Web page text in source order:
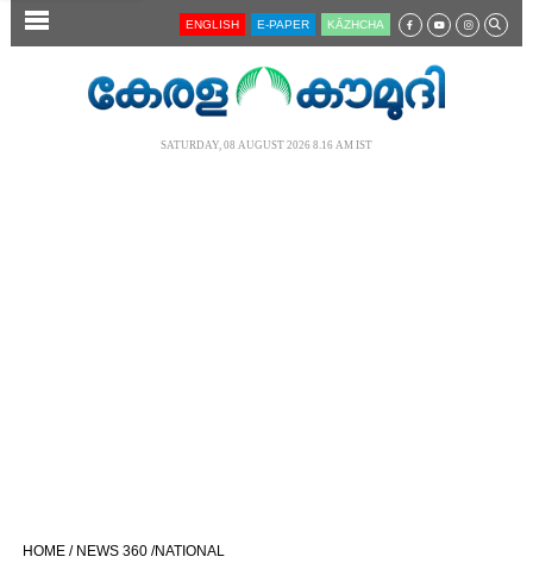
SECTIONS
CINEMA
ENGLISH E-PAPER KĀZHCHA
SATURDAY, 08 AUGUST 2026 8.16 AM IST
HOME / NEWS 360 /NATIONAL